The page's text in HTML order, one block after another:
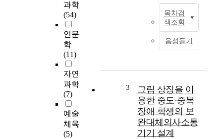
과학
(54)
인문
학
(11)
자연
과학
(7)
예술
체육
(5)
목차검
색조회
음성듣기
3
그림 상징을 이
용한 중도·중복
장애 학생의 보
완대체의사소통
기기 설계